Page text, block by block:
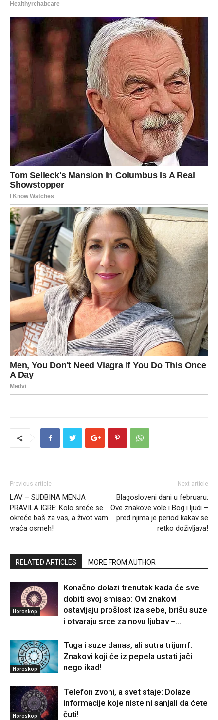
Previous article
LAV – SUDBINA MENJA
PRAVILA IGRE: Kolo sreće se
okreće baš za vas, a život vam
vraća osmeh!
Next article
Blagosloveni dani u februaru:
Ove znakove vole i Bog i ljudi –
pred njima je period kakav se
retko doživljava!
RELATED ARTICLES MORE FROM AUTHOR
Horoskop
Konačno dolazi trenutak kada će sve
dobiti svoj smisao: Ovi znakovi
ostavljaju prošlost iza sebe, brišu suze
i otvaraju srce za novu ljubav –...
Horoskop
Tuga i suze danas, ali sutra trijumf:
Znakovi koji će iz pepela ustati jači
nego ikad!
Horoskop
Telefon zvoni, a svet staje: Dolaze
informacije koje niste ni sanjali da ćete
čuti!